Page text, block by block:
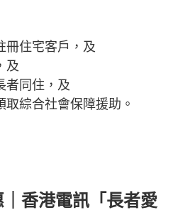
冊住宅客戶，及
及
者同住，及
取綜合社會保障援助。
香港電訊「長者愛